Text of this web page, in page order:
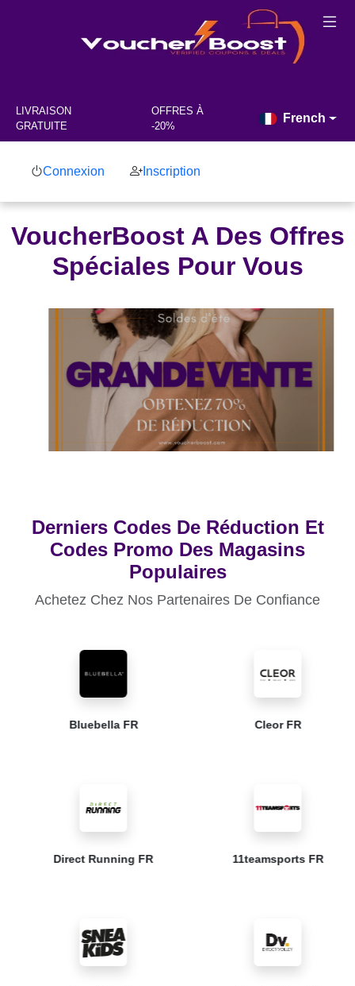
LIVRAISON
GRATUITE
OFFRES À
-20%
French
Connexion Inscription
VoucherBoost A Des Offres
Spéciales Pour Vous
Derniers Codes De Réduction Et
Codes Promo Des Magasins
Populaires
Achetez Chez Nos Partenaires De Confiance
Bluebella FR Cleor FR
Direct Running FR 11teamsports FR